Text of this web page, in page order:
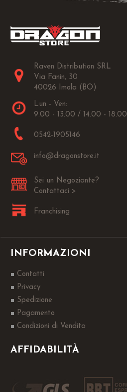
Raven Distribution SRL
Via Fanin, 30
40026 Imola (BO)
Lun - Ven:
9.00 - 13.00 / 14.00 - 18.00
0542-1905146
info@dragonstore.it
Sei un Negoziante?
Contattaci >
Franchising
INFORMAZIONI
Contatti
Privacy
Spedizione
Pagamento
Condizioni di Vendita
AFFIDABILITÀ